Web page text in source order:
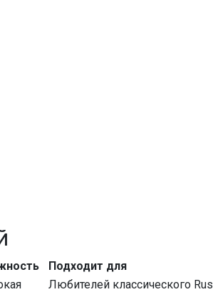
Подходит для
Любителей классического